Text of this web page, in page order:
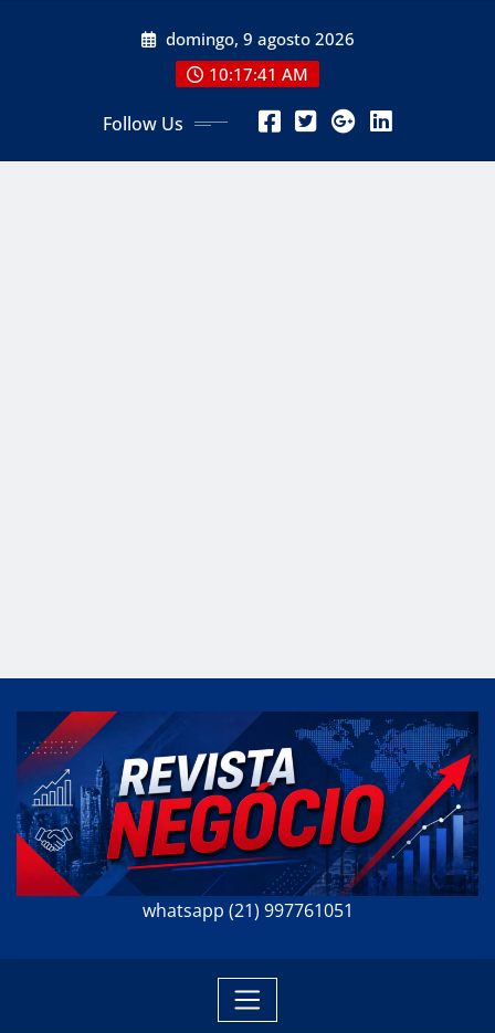
domingo, 9 agosto 2026
10:17:42 AM
Follow Us
whatsapp (21) 997761051